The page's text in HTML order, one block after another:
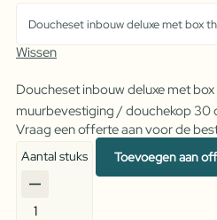
Wissen
Doucheset inbouw deluxe met
muurbevestiging / douchekop 30
Vraag een offerte aan voor de
Doucheset
Aantal stuks Toevoegen aan